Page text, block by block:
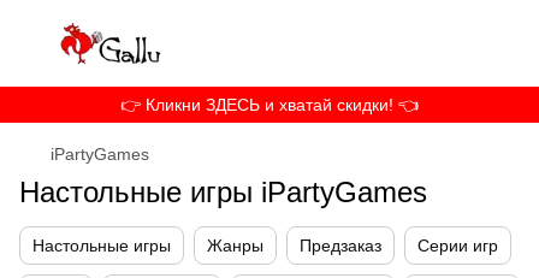
👉 Кликни ЗДЕСЬ и хватай скидки! 👈
iPartyGames
Настольные игры iPartyGames
Настольные игры Жанры Предзаказ Серии игр